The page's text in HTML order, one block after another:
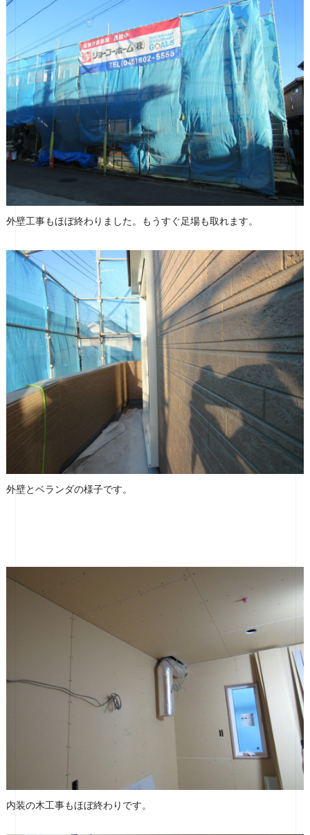
外壁工事もほぼ終わりました。もうすぐ足場も取れます。
外壁とベランダの様子です。
内装の木工事もほぼ終わりです。